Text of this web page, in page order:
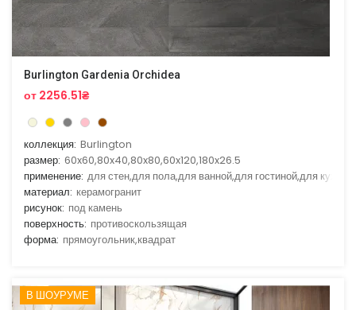
Burlington Gardenia Orchidea
от 2256.51₴
коллекция: Burlington
размер: 60x60,80x40,80x80,60x120,180x26.5
применение: для стен,для пола,для ванной,для гостиной,для кухни
материал: керамогранит
рисунок: под камень
поверхность: противоскользящая
форма: прямоугольник,квадрат
В ШОУРУМЕ